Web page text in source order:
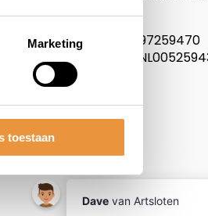
Marketing
toestaan
Nederland
KVK nummer: 97259470
Btw nummer: